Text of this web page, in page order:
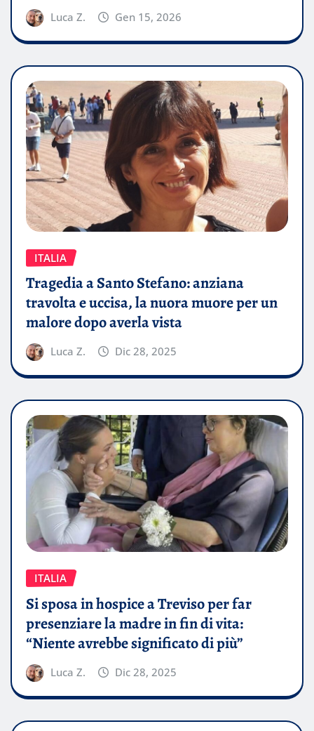
Luca Z. Gen 15, 2026
ITALIA
Tragedia a Santo Stefano: anziana
travolta e uccisa, la nuora muore per un
malore dopo averla vista
Luca Z. Dic 28, 2025
ITALIA
Si sposa in hospice a Treviso per far
presenziare la madre in fin di vita:
“Niente avrebbe significato di più”
Luca Z. Dic 28, 2025